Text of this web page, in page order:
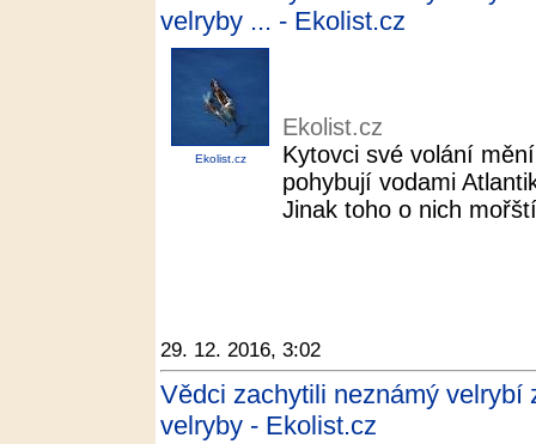
velryby ... - Ekolist.cz
Ekolist.cz
Ekolist.cz
Kytovci své volání
pohybují vodami
Jinak toho o nich
29. 12. 2016, 3:02
Vědci zachytili neznámý velrybí
velryby - Ekolist.cz